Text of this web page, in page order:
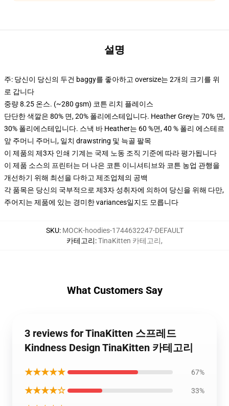
설명
주: 당신이 당신의 두건 baggy를 좋아하고 oversize는 2개의 크기를 위
로 갑니다
중량 8.25 온스. (~280 gsm) 코튼 리치 플레이스
단단한 색깔은 80% 면, 20% 폴리에스테입니다. Heather Grey는 70% 면,
30% 폴리에스테입니다. 스낵 바 Heather는 60 %면, 40 % 폴리 에스테르
앞 주머니 주머니, 일치 drawstring 및 늑골 팔목
이 제품의 제3자 인쇄 기계는 국제 노동 조직 기준에 따라 평가됩니다
이 제품 소스의 프린터는 더 나은 코튼 이니셔티브와 코튼 농업 관행을
개선하기 위해 최선을 다하고 제조업체의 공백
각 품목은 당신의 국부적으로 제3자 성취자에 의하여 당신을 위해 다만,
주어지는 제품에 있는 경미한 variances일지도 모릅니다
SKU: MOCK-hoodies-1744632247-DEFAULT
카테고리:TinaKitten 카테고리,
What Customers Say
3 reviews for TinaKitten 스프레드
Kindness Design TinaKitten 카테고리
★★★★★ 67%
★★★★☆ 33%